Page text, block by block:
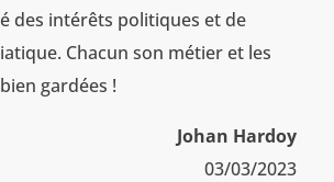
des intérêts politiques et de
Chacun son métier et les
gardées !
Johan Hardoy
03/03/2023